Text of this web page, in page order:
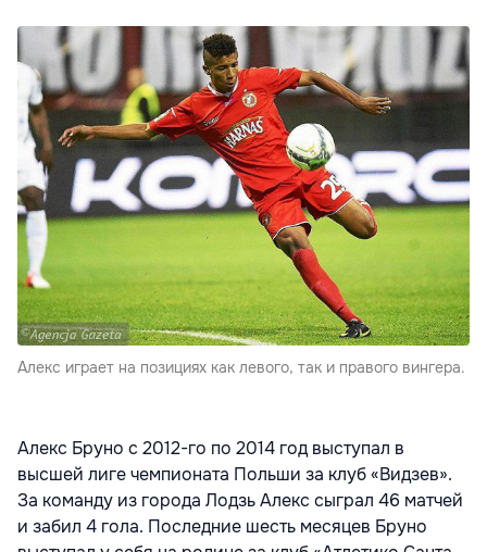
Алекс играет на позициях как левого, так и правого вингера.
Алекс Бруно с 2012-го по 2014 год выступал в
высшей лиге чемпионата Польши за клуб «Видзев».
За команду из города Лодзь Алекс сыграл 46 матчей
и забил 4 гола. Последние шесть месяцев Бруно